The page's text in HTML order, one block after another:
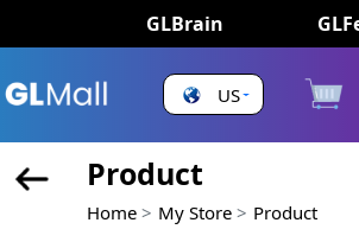
GLBrain
US
Product
Home My Store Product